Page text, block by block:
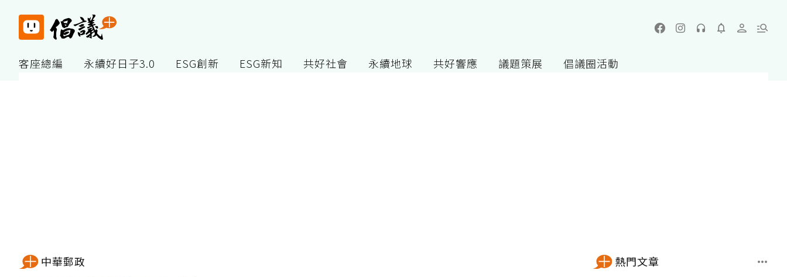
客座總編 永續好日子3.0 ESG創新 ESG新知 共好社會 永續地球 共好響應 議題策展 倡議圈活動
中華郵政
熱門文章